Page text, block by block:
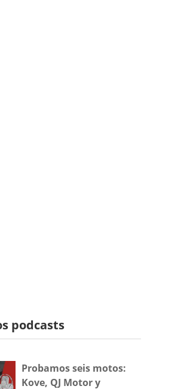
podcasts
Probamos seis motos:
Kove, QJ Motor y